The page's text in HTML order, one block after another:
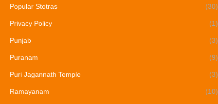
Popular Stotras (30)
Privacy Policy (1)
Punjab (3)
Puranam (9)
Puri Jagannath Temple (3)
Ramayanam (10)